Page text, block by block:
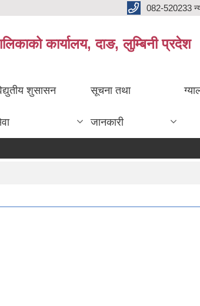
082-520233
कार्यालय, दाङ, लुम्बिनी प्रदेश
शुसासन सूचना तथा
जानकारी